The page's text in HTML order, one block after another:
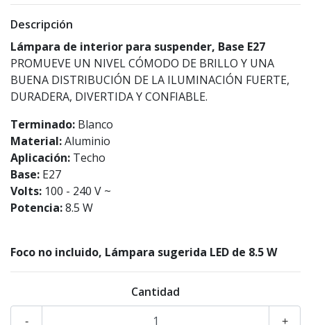
Descripción
Lámpara de interior para suspender, Base E27
PROMUEVE UN NIVEL CÓMODO DE BRILLO Y UNA
BUENA DISTRIBUCIÓN DE LA ILUMINACIÓN FUERTE,
DURADERA, DIVERTIDA Y CONFIABLE.
Terminado: Blanco
Material:Aluminio
Aplicación: Techo
Base: E27
Volts: 100 - 240 V ~
Potencia:8.5 W
Foco no incluido, Lámpara sugerida LED de 8.5 W
Cantidad
+
-